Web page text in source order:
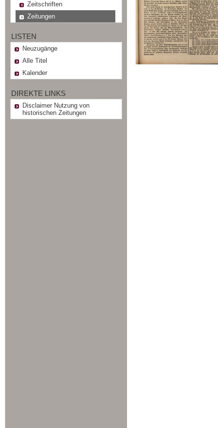
Zeitschriften
Zeitungen
LISTEN
Neuzugänge
Alle Titel
Kalender
DIREKTE LINKS
Disclaimer Nutzung von
historischen Zeitungen